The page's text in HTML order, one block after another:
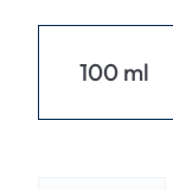
100 ml